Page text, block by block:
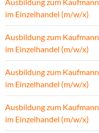
im Einzelhandel (m/w/x)
Ausbildung zum Kaufmann
im Einzelhandel (m/w/x)
Ausbildung zum Kaufmann
im Einzelhandel (m/w/x)
Ausbildung zum Kaufmann
im Einzelhandel (m/w/x)